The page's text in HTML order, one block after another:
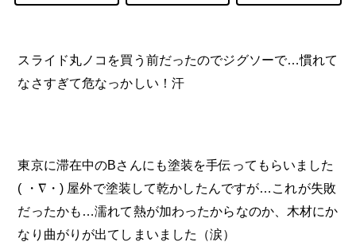
スライド丸ノコを買う前だったのでジグソーで…慣れて
なさすぎて危なっかしい！汗
東京に滞在中のBさんにも塗装を手伝ってもらいました
( ・∇・) 屋外で塗装して乾かしたんですが…これが失敗
だったかも…濡れて熱が加わったからなのか、木材にか
なり曲がりが出てしまいました（涙）